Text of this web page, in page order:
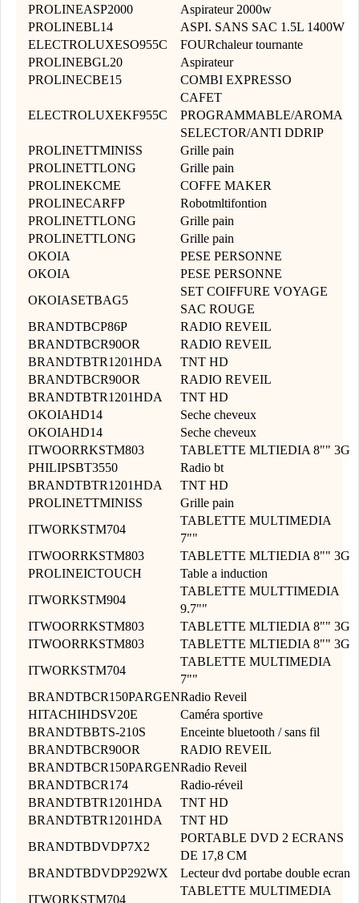
PROLINEASP2000
Aspirateur 2000w
PROLINEBL14
ASPI. SANS SAC 1.5L 1400W
ELECTROLUXESO955C
FOURchaleur tournante
PROLINEBGL20
Aspirateur
PROLINECBE15
COMBI EXPRESSO
ELECTROLUXEKF955C
CAFET
PROGRAMMABLE/AROMA
SELECTOR/ANTI DDRIP
PROLINETTMINISS
Grille pain
PROLINETTLONG
Grille pain
PROLINEKCME
COFFE MAKER
PROLINECARFP
Robotmltifontion
PROLINETTLONG
Grille pain
PROLINETTLONG
Grille pain
OKOIA
PESE PERSONNE
OKOIA
PESE PERSONNE
OKOIASETBAG5
SET COIFFURE VOYAGE
SAC ROUGE
BRANDTBCP86P
RADIO REVEIL
BRANDTBCR90OR
RADIO REVEIL
BRANDTBTR1201HDA
TNT HD
BRANDTBCR90OR
RADIO REVEIL
BRANDTBTR1201HDA
TNT HD
OKOIAHD14
Seche cheveux
OKOIAHD14
Seche cheveux
ITWOORRKSTM803
TABLETTE MLTIEDIA 8"" 3G
PHILIPSBT3550
Radio bt
BRANDTBTR1201HDA
TNT HD
PROLINETTMINISS
Grille pain
ITWORKSTM704
TABLETTE MULTIMEDIA
7""
ITWOORRKSTM803
TABLETTE MLTIEDIA 8"" 3G
PROLINEICTOUCH
Table a induction
ITWORKSTM904
TABLETTE MULTTIMEDIA
9.7""
ITWOORRKSTM803
TABLETTE MLTIEDIA 8"" 3G
ITWOORRKSTM803
TABLETTE MLTIEDIA 8"" 3G
ITWORKSTM704
TABLETTE MULTIMEDIA
7""
BRANDTBCR150PARGENRadio Reveil
HITACHIHDSV20E
Caméra sportive
BRANDTBBTS-210S
Enceinte bluetooth / sans fil
BRANDTBCR90OR
RADIO REVEIL
BRANDTBCR150PARGENRadio Reveil
BRANDTBCR174
Radio-réveil
BRANDTBTR1201HDA
TNT HD
BRANDTBTR1201HDA
TNT HD
BRANDTBDVDP7X2
PORTABLE DVD 2 ECRANS
DE 17,8 CM
BRANDTBDVDP292WX
Lecteur dvd portabe double ecran
ITWORKSTM704
TABLETTE MULTIMEDIA